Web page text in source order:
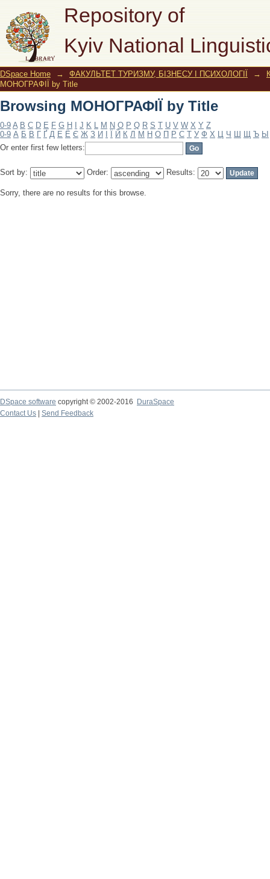
Repository of
Kyiv National
Browsing МОНОГРАФІЇ by Title
DSpace Home → ФАКУЛЬТЕТ ТУРИЗМУ, БІЗНЕСУ І ПСИХОЛОГІЇ →
МОНОГРАФІЇ by Title
Browsing МОНОГРАФІЇ by Title
0-9 A B C D E F G H J K L M N O P Q R S T U V W X Y Z
0-9 А Б В Г Ґ Д Е Ё Є Ж З И Й К Л М Н О П Р С Т У Ф Х Ц Ч Ш Щ Ъ Ы
Or enter first few letters:
Sort by: Order: Results:
Sorry, there are no results for this browse.
DSpace software copyright © 2002-2016
DuraSpace
Contact Us
Send Feedback